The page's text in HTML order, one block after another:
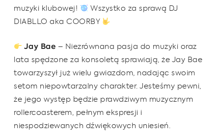
muzyki klubowej!
Wszystko za sprawą DJ
DIABLLO aka COORBY
Jay Bae – Niezrównana pasja do muzyki oraz
lata spędzone za konsoletą sprawiają, że Jay Bae
towarzyszył już wielu gwiazdom, nadając swoim
setom niepowtarzalny charakter. Jesteśmy pewni,
że jego występ będzie prawdziwym muzycznym
rollercoasterem, pełnym ekspresji i
niespodziewanych dźwiękowych uniesień.